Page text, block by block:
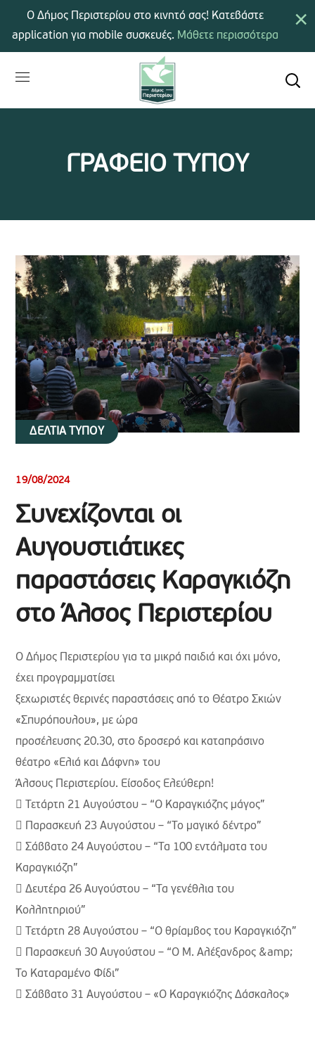
ΓΡΑΦΕΙΟ ΤΥΠΟΥ
ΔΕΛΤΙΑ ΤΥΠΟΥ
19/08/2024
Συνεχίζονται οι
Αυγουστιάτικες
παραστάσεις Καραγκιόζη
στο Άλσος Περιστερίου
Ο Δήμος Περιστερίου για τα μικρά παιδιά και όχι μόνο,
έχει προγραμματίσει
ξεχωριστές θερινές παραστάσεις από το Θέατρο Σκιών
«Σπυρόπουλου», με ώρα
προσέλευσης 20.30, στο δροσερό και καταπράσινο
θέατρο «Ελιά και Δάφνη» του
Άλσους Περιστερίου. Είσοδος Ελεύθερη!
 Τετάρτη 21 Αυγούστου – “Ο Καραγκιόζης μάγος”
 Παρασκευή 23 Αυγούστου – “Το μαγικό δέντρο”
 Σάββατο 24 Αυγούστου – “Τα 100 εντάλματα του
Καραγκιόζη”
 Δευτέρα 26 Αυγούστου – “Τα γενέθλια του
Κολλητηριού”
 Τετάρτη 28 Αυγούστου – “Ο θρίαμβος του Καραγκιόζη”
 Παρασκευή 30 Αυγούστου – “Ο Μ. Αλέξανδρος &amp;
Το Καταραμένο Φίδι”
 Σάββατο 31 Αυγούστου – «Ο Καραγκιόζης Δάσκαλος»
×
Ο Δήμος Περιστερίου στο κινητό σας! Κατεβάστε
application για mobile συσκευές. Μάθετε περισσότερα